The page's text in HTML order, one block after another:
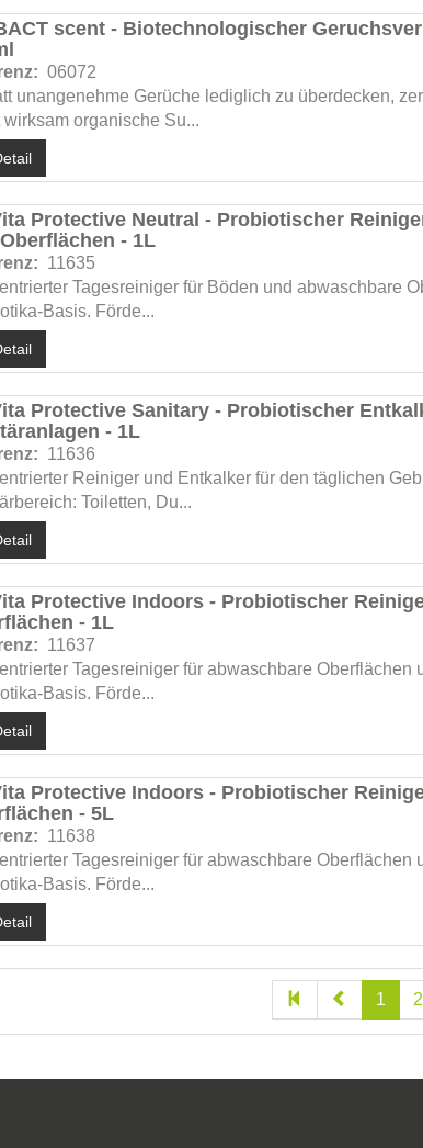
scent - Biotechnologischer
06072
unangenehme Gerüche lediglich zu überdecken,
wirksam organische Su...
Protective Neutral - Probiotischer
- 1L
11635
Tagesreiniger für Böden und abwaschbare
Basis. Förde...
Protective Sanitary - Probiotischer
- 1L
11636
Reiniger und Entkalker für den täglichen
Toiletten, Du...
Protective Indoors - Probiotischer
- 1L
11637
Tagesreiniger für abwaschbare Oberflächen
Basis. Förde...
Protective Indoors - Probiotischer
- 5L
11638
Tagesreiniger für abwaschbare Oberflächen
Basis. Förde...
1 2